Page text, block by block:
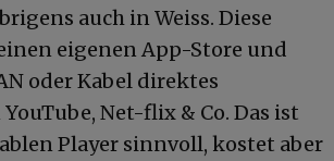
auch in Weiss. Diese
eigenen App-Store und
oder Kabel direktes
Net-flix & Co. Das ist
Player sinnvoll, kostet aber